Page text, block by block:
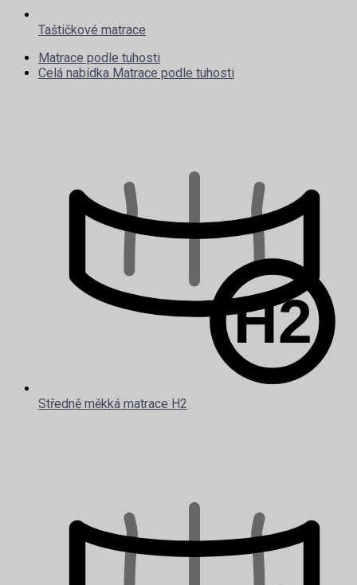
Taštičkové matrace
Matrace podle tuhosti
Celá nabídka Matrace podle tuhosti
Středně měkká matrace H2